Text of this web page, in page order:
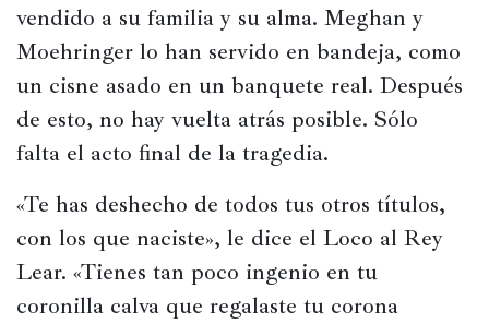
vendido a su familia y su alma. Meghan y
Moehringer lo han servido en bandeja, como
un cisne asado en un banquete real. Después
de esto, no hay vuelta atrás posible. Sólo
falta el acto final de la tragedia.
«Te has deshecho de todos tus otros títulos,
con los que naciste», le dice el Loco al Rey
Lear. «Tienes tan poco ingenio en tu
coronilla calva que regalaste tu corona